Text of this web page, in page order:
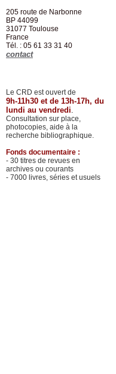
205 route de Narbonne
BP 44099
31077 Toulouse
France
Tél. : 05 61 33 31 40
contact
Le CRD est ouvert de
9h-11h30 et de 13h-17h, du
lundi au vendredi.
Consultation sur place,
photocopies, aide à la
recherche bibliographique.
Fonds documentaire :
- 30 titres de revues en
archives ou courants
- 7000 livres, séries et usuels